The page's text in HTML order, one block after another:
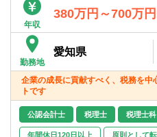
同社は社員
えております
・残業時間
・在宅勤務
・時短勤務
・転勤なし
終わらず、
るため、伴
これにより
プが高まり
なります。
仕事のやり
年収
380万円～700万円
勤務地
愛知県
企業の成長に貢献すべく、税務を
トです
公認会計士 税理士 税理士
年間休日120日以上 原則として